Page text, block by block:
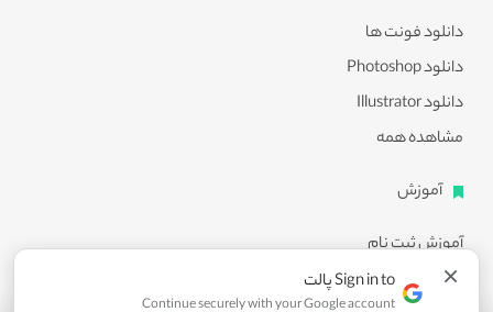
دانلود فونت ها
دانلود Photoshop
دانلود Illustrator
مشاهده همه
آموزش
آموزش ثبت نام
آموزش دانلود
× Sign in to پالت
Continue securely with your Google account